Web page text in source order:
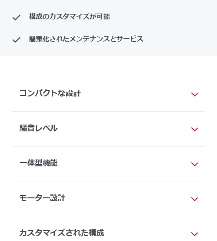
構成のカスタマイズが可能
簡素化されたメンテナンスとサービス
コンパクトな設計
騒音レベル
一体型機能
モーター設計
カスタマイズされた構成